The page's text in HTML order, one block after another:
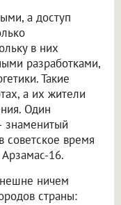
а доступ
в них
разработками,
Такие
а их жители
Один
знаменитый
советское время
16.
ничем
страны: